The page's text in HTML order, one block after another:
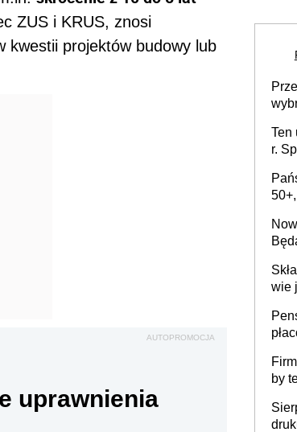
ZUS i KRUS, znosi
kwestii projektów budowy lub
AUTOPROMOCJA
uprawnienia
Ten
r.
na
wie
by